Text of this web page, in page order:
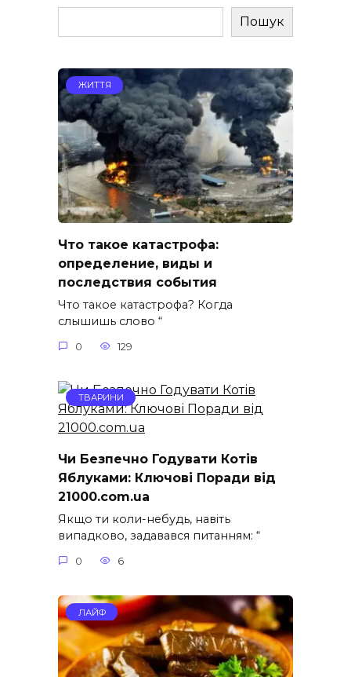
Пошук
ЖИТТЯ
Что такое катастрофа:
определение, виды и
последствия события
Что такое катастрофа? Когда
слышишь слово “
0 129
ТВАРИНИ
Чи Безпечно Годувати Котів
Яблуками: Ключові Поради від
21000.com.ua
Якщо ти коли-небудь, навіть
випадково, задавався питанням: “
0 6
ЛАЙФ